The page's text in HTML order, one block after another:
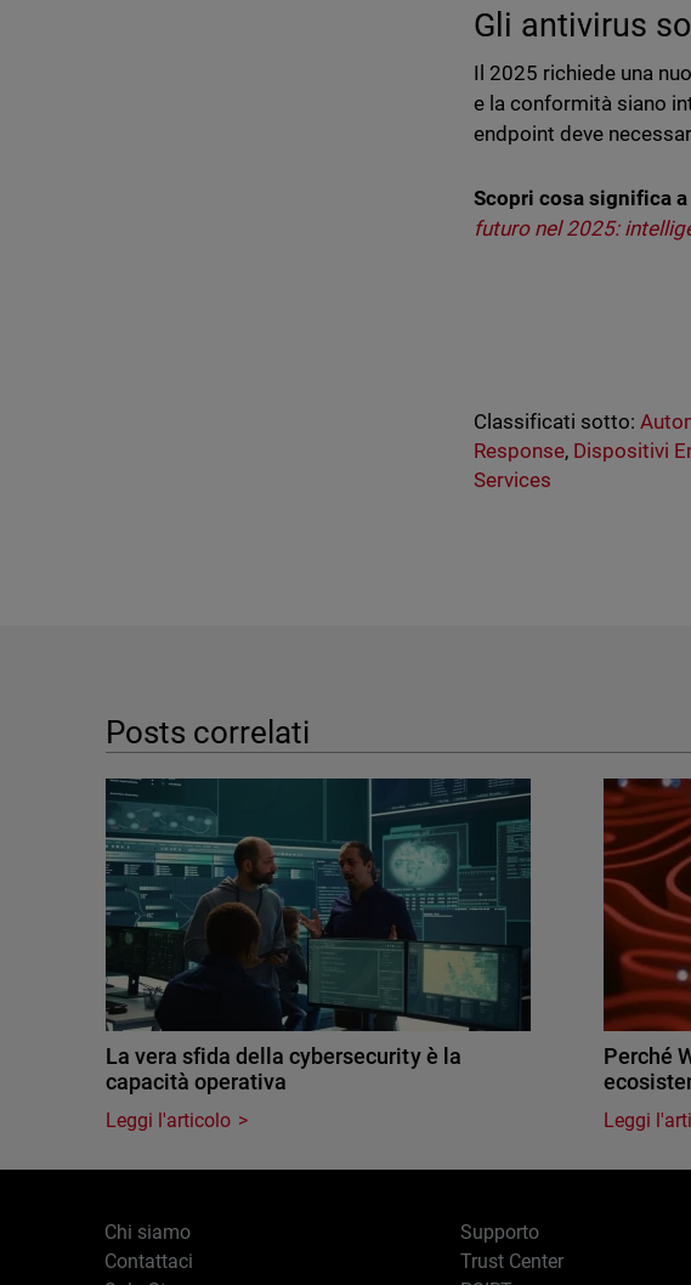
Gli antivirus
Il 2025 richiede una
e la conformità siano
endpoint deve
Scopri cosa significa
futuro nel 2025:
Classificati sotto:
Response, Dispositivi
Services
Posts correlati
La vera sfida della cybersecurity è la
capacità operativa
Leggi l'articolo
Perché
Leggi
Chi siamo
Contattaci
Supporto
Trust Center